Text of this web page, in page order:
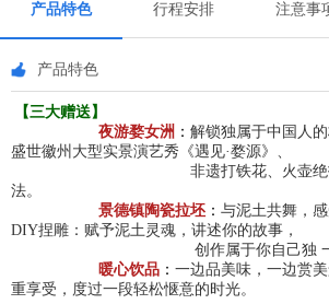
产品特色 行程安排 注意事
产品特色
【三大赠送】
夜游婺女洲 ： 解锁独属于中国人
盛世徽州大型实景演艺秀《遇见·婺源》、
非遗打铁花、火壶绝技，感
法。
景德镇陶瓷拉坯 ： 与泥土共舞，
DIY捏雕：赋予泥土灵魂，讲述你的故事，
创作属于你自己独 一无二
暖心饮品 ： 一边品美味，一边赏
重享受，度过一段轻松惬意的时光。